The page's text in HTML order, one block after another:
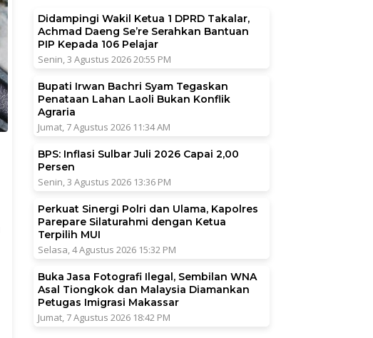
Didampingi Wakil Ketua 1 DPRD Takalar,
Achmad Daeng Se’re Serahkan Bantuan
PIP Kepada 106 Pelajar
Senin, 3 Agustus 2026 20:55 PM
Bupati Irwan Bachri Syam Tegaskan
Penataan Lahan Laoli Bukan Konflik
Agraria
Jumat, 7 Agustus 2026 11:34 AM
BPS: Inflasi Sulbar Juli 2026 Capai 2,00
Persen
Senin, 3 Agustus 2026 13:36 PM
Perkuat Sinergi Polri dan Ulama, Kapolres
Parepare Silaturahmi dengan Ketua
Terpilih MUI
Selasa, 4 Agustus 2026 15:32 PM
Buka Jasa Fotografi Ilegal, Sembilan WNA
Asal Tiongkok dan Malaysia Diamankan
Petugas Imigrasi Makassar
Jumat, 7 Agustus 2026 18:42 PM